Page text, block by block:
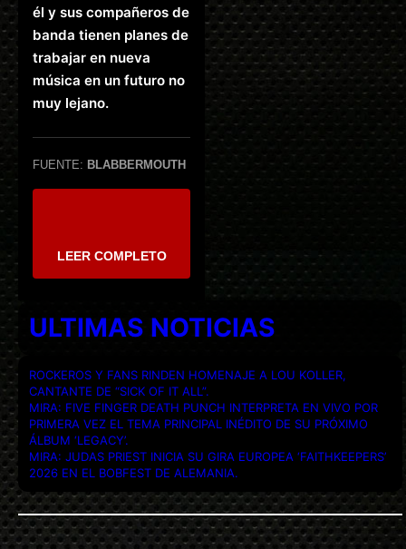
él y sus compañeros de
banda tienen planes de
trabajar en nueva
música en un futuro no
muy lejano.
FUENTE: BLABBERMOUTH
LEER COMPLETO
ULTIMAS NOTICIAS
ROCKEROS Y FANS RINDEN HOMENAJE A LOU KOLLER,
CANTANTE DE “SICK OF IT ALL”.
MIRA: FIVE FINGER DEATH PUNCH INTERPRETA EN VIVO POR
PRIMERA VEZ EL TEMA PRINCIPAL INÉDITO DE SU PRÓXIMO
ÁLBUM ‘LEGACY’.
MIRA: JUDAS PRIEST INICIA SU GIRA EUROPEA ‘FAITHKEEPERS’
2026 EN EL BOBFEST DE ALEMANIA.